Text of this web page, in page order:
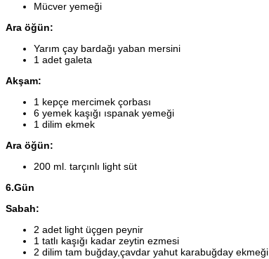
Mücver yemeği
Ara öğün:
Yarım çay bardağı yaban mersini
1 adet galeta
Akşam:
1 kepçe mercimek çorbası
6 yemek kaşığı ıspanak yemeği
1 dilim ekmek
Ara öğün:
200 ml. tarçınlı light süt
6.Gün
Sabah:
2 adet light üçgen peynir
1 tatlı kaşığı kadar zeytin ezmesi
2 dilim tam buğday,çavdar yahut karabuğday ekmeği